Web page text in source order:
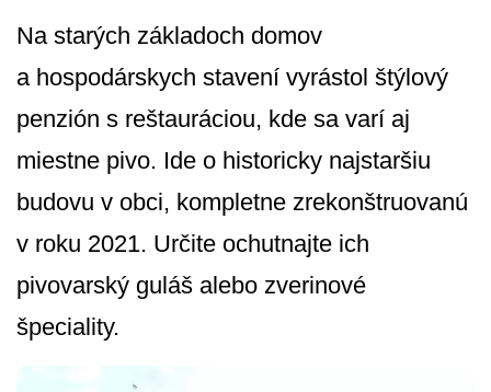
Na starých základoch domov
a hospodárskych stavení vyrástol štýlový
penzión s reštauráciou, kde sa varí aj
miestne pivo. Ide o historicky najstaršiu
budovu v obci, kompletne zrekonštruovanú
v roku 2021. Určite ochutnajte ich
pivovarský guláš alebo zverinové
špeciality.